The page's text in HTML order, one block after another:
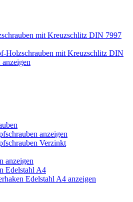
mit Kreuzschlitz DIN 7997
Holzschrauben mit Kreuzschlitz DIN
anzeigen
Verzinkt
anzeigen
Edelstahl A4
Edelstahl A4 anzeigen